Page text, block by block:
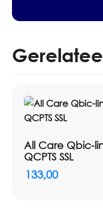
All Care Qbic-
QCPTS SSL
133,00